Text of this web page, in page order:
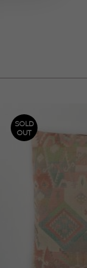
SOLD
OUT